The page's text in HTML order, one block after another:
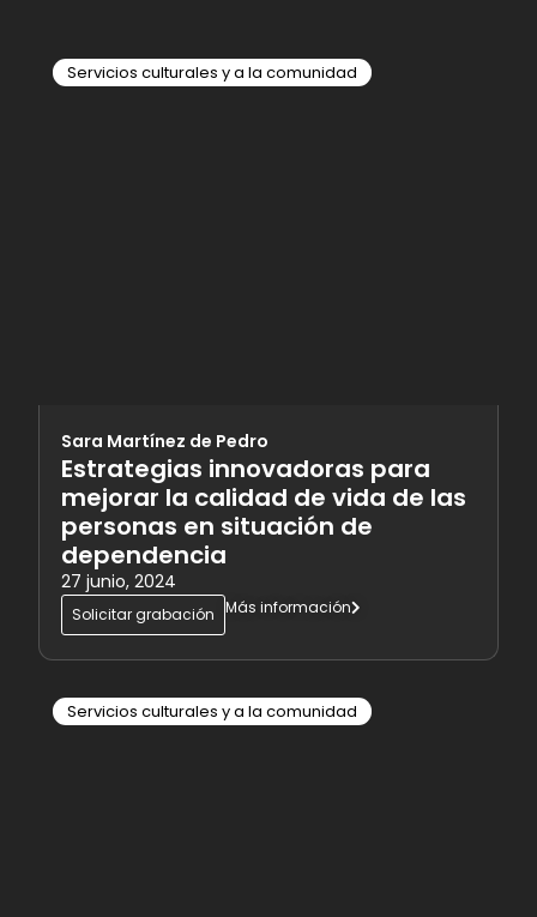
Servicios culturales y a la comunidad
Sara Martínez de Pedro
Estrategias innovadoras para
mejorar la calidad de vida de las
personas en situación de
dependencia
27 junio, 2024
Solicitar grabación Más información
Servicios culturales y a la comunidad